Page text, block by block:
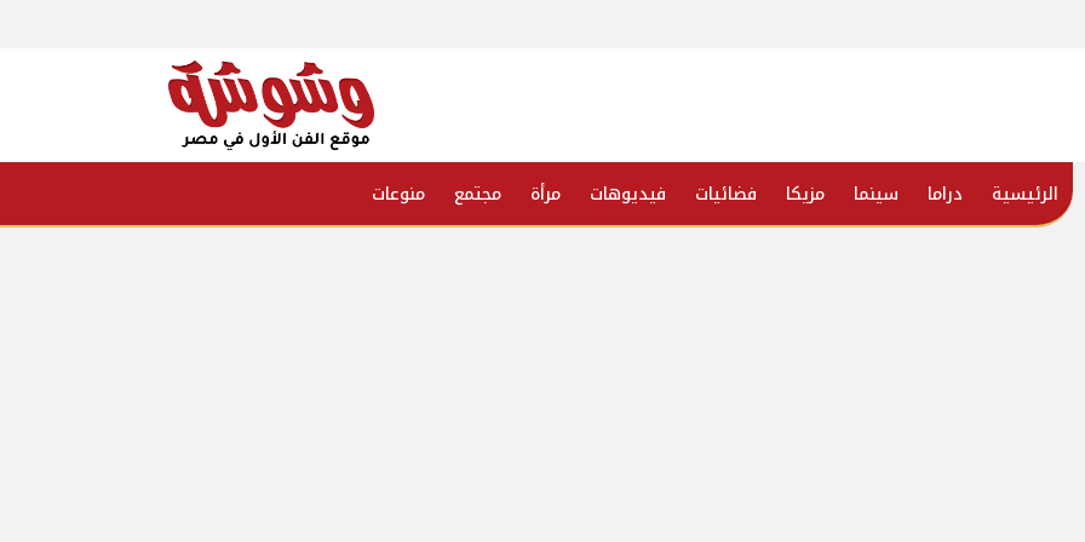
الرئيسية دراما سينما مزيكا فضائيات فيديوهات مرأة مجتمع منوعات